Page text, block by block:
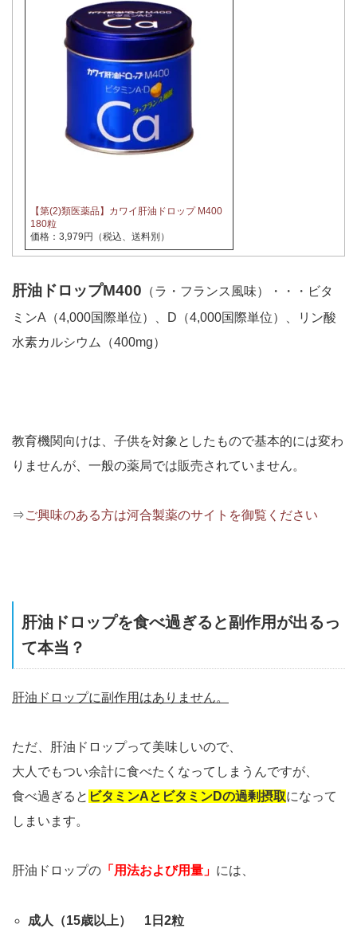
【第(2)類医薬品】カワイ肝油ドロップ M400
180粒
価格：3,979円（税込、送料別）
肝油ドロップM400 （ラ・フランス風味）・・・ビタ
ミンA（4,000国際単位）、D（4,000国際単位）、リン酸
水素カルシウム（400mg）
教育機関向けは、子供を対象としたもので基本的には変わ
りませんが、一般の薬局では販売されていません。
⇒ご興味のある方は河合製薬のサイトを御覧ください
肝油ドロップを食べ過ぎると副作用が出るっ
て本当？
肝油ドロップに副作用はありません。
ただ、肝油ドロップって美味しいので、
大人でもつい余計に食べたくなってしまうんですが、
食べ過ぎると ビタミンAとビタミンDの過剰摂取になって
しまいます。
肝油ドロップの 「用法および用量」 には、
成人（15歳以上） 1日2粒